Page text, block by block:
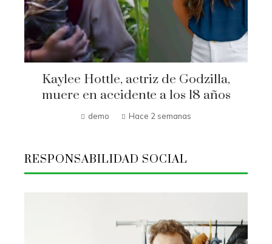
Kaylee Hottle, actriz de Godzilla,
muere en accidente a los 18 años
demo Hace 2 semanas
RESPONSABILIDAD SOCIAL